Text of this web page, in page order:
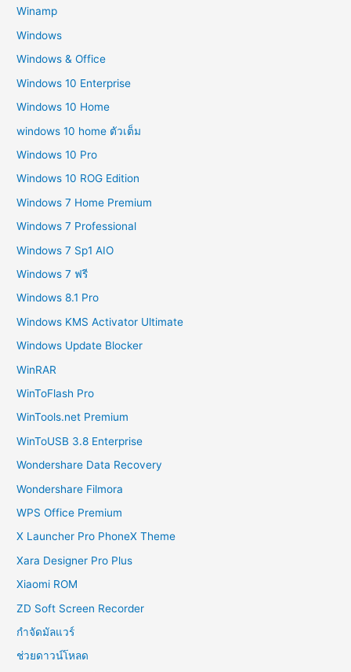
Winamp
Windows
Windows & Office
Windows 10 Enterprise
Windows 10 Home
windows 10 home ตัวเต็ม
Windows 10 Pro
Windows 10 ROG Edition
Windows 7 Home Premium
Windows 7 Professional
Windows 7 Sp1 AIO
Windows 7 ฟรี
Windows 8.1 Pro
Windows KMS Activator Ultimate
Windows Update Blocker
WinRAR
WinToFlash Pro
WinTools.net Premium
WinToUSB 3.8 Enterprise
Wondershare Data Recovery
Wondershare Filmora
WPS Office Premium
X Launcher Pro PhoneX Theme
Xara Designer Pro Plus
Xiaomi ROM
ZD Soft Screen Recorder
กำจัดมัลแวร์
ช่วยดาวน์โหลด